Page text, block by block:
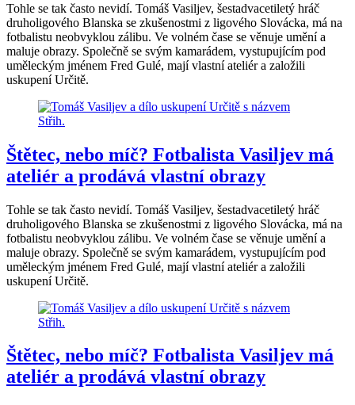
Tohle se tak často nevidí. Tomáš Vasiljev, šestadvacetiletý hráč
druholigového Blanska se zkušenostmi z ligového Slovácka, má na
fotbalistu neobvyklou zálibu. Ve volném čase se věnuje umění a
maluje obrazy. Společně se svým kamarádem, vystupujícím pod
uměleckým jménem Fred Gulé, mají vlastní ateliér a založili
uskupení Určitě.
Štětec, nebo míč? Fotbalista Vasiljev má
ateliér a prodává vlastní obrazy
Tohle se tak často nevidí. Tomáš Vasiljev, šestadvacetiletý hráč
druholigového Blanska se zkušenostmi z ligového Slovácka, má na
fotbalistu neobvyklou zálibu. Ve volném čase se věnuje umění a
maluje obrazy. Společně se svým kamarádem, vystupujícím pod
uměleckým jménem Fred Gulé, mají vlastní ateliér a založili
uskupení Určitě.
Štětec, nebo míč? Fotbalista Vasiljev má
ateliér a prodává vlastní obrazy